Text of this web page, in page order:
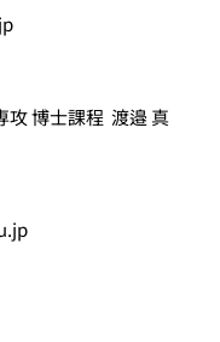
攻 博士課程 渡邉 真